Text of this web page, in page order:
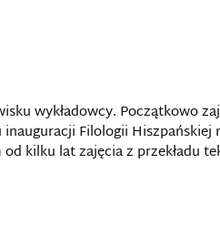
wykładowcy. Początkowo
Filologii Hiszpańskiej
kilku lat zajęcia z przekładu